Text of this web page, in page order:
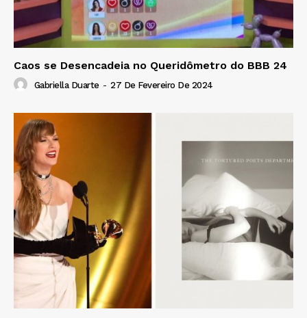
Caos se Desencadeia no Queridômetro do BBB 24
Gabriella Duarte - 27 De Fevereiro De 2024